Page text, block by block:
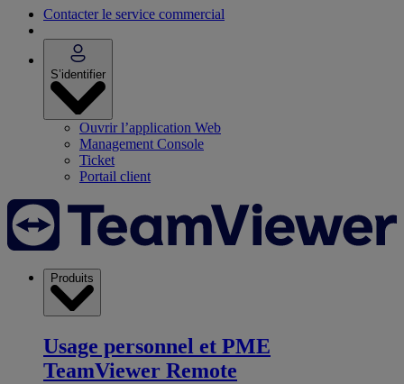
Contacter le service commercial
S’identifier
Ouvrir l’application Web
Management Console
Ticket
Portail client
Produits
Usage personnel et PME
TeamViewer Remote